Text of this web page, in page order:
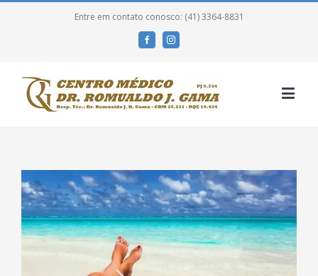
Entre em contato conosco: (41) 3364-8831
FacebookInstagram
View
Larger
Image